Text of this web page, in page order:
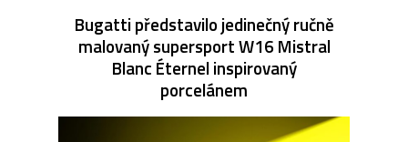
Bugatti představilo jedinečný ručně
malovaný supersport W16 Mistral
Blanc Éternel inspirovaný
porcelánem